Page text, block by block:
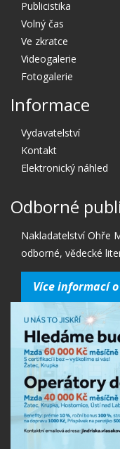
Publicistika
Volný čas
Ve zkratce
Videogalerie
Fotogalerie
Informace
Vydavatelství
Kontakt
Elektronický náhled
Odborné
Nakladatelství Ohře
odborné, vědecké
Více informací